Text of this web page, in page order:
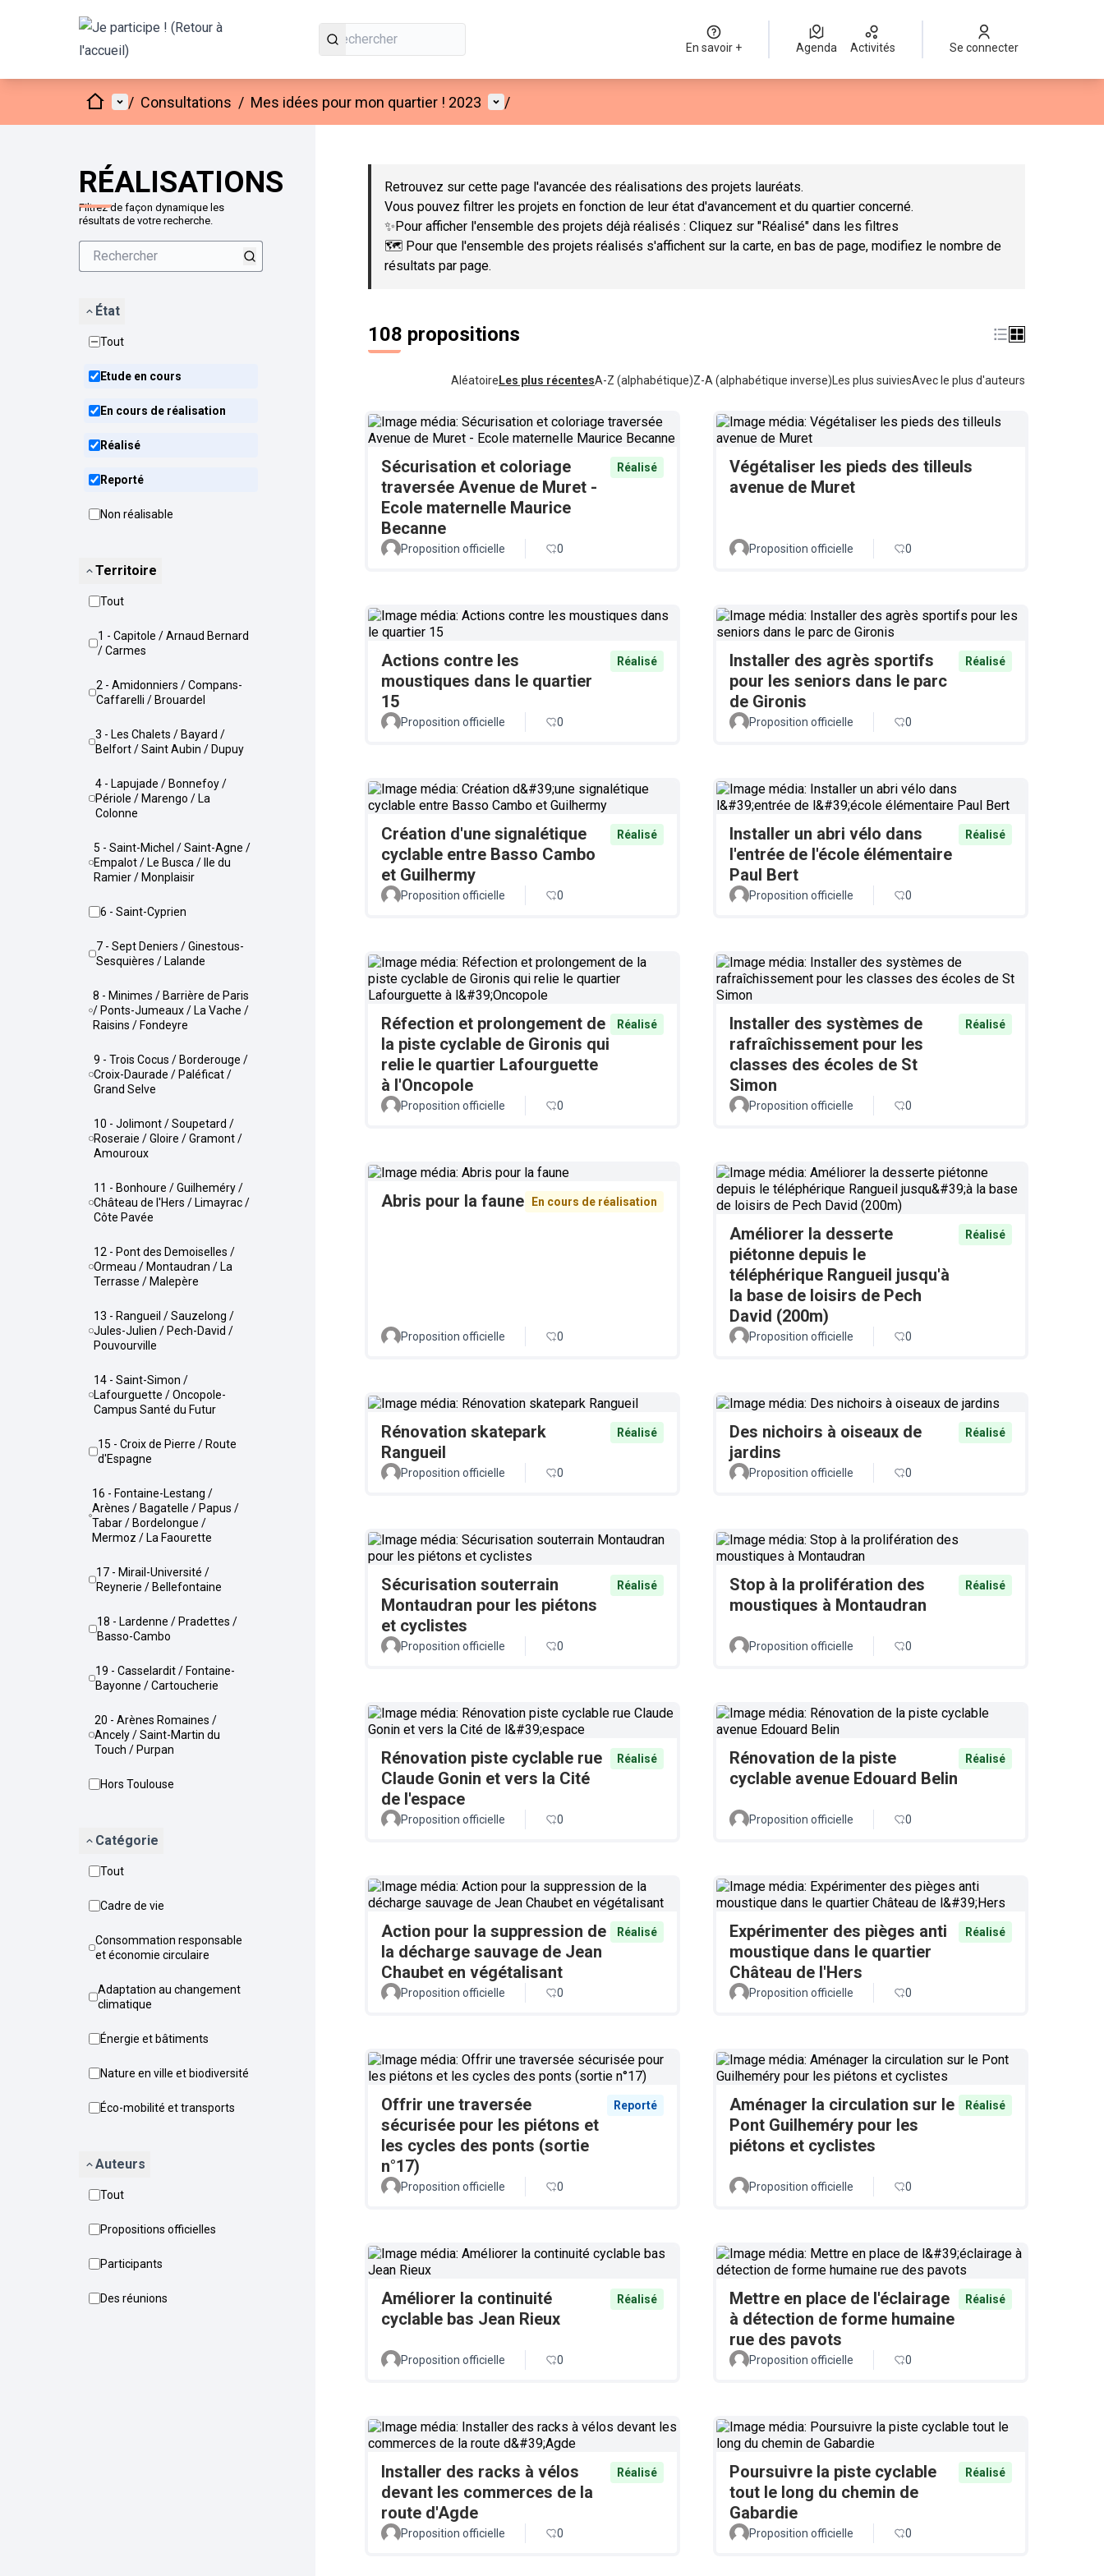
En savoir + Agenda Activités Se connecter
AccueilMenu principal
/ Consultations / Mes idées pour mon quartier ! 2023 Menu utilisateur
/
RÉALISATIONS
Filtrez de façon dynamique les
résultats de votre recherche.
État
Tout
Etude en cours
En cours de réalisation
Réalisé
Reporté
Non réalisable
Territoire
Tout
1 - Capitole / Arnaud Bernard
/ Carmes
2 - Amidonniers / Compans-
Caffarelli / Brouardel
3 - Les Chalets / Bayard /
Belfort / Saint Aubin / Dupuy
4 - Lapujade / Bonnefoy /
Périole / Marengo / La
Colonne
5 - Saint-Michel / Saint-Agne /
Empalot / Le Busca / Ile du
Ramier / Monplaisir
6 - Saint-Cyprien
7 - Sept Deniers / Ginestous-
Sesquières / Lalande
8 - Minimes / Barrière de Paris
/ Ponts-Jumeaux / La Vache /
Raisins / Fondeyre
9 - Trois Cocus / Borderouge /
Croix-Daurade / Paléficat /
Grand Selve
10 - Jolimont / Soupetard /
Roseraie / Gloire / Gramont /
Amouroux
11 - Bonhoure / Guilheméry /
Château de l'Hers / Limayrac /
Côte Pavée
12 - Pont des Demoiselles /
Ormeau / Montaudran / La
Terrasse / Malepère
13 - Rangueil / Sauzelong /
Jules-Julien / Pech-David /
Pouvourville
14 - Saint-Simon /
Lafourguette / Oncopole-
Campus Santé du Futur
15 - Croix de Pierre / Route
d'Espagne
16 - Fontaine-Lestang /
Arènes / Bagatelle / Papus /
Tabar / Bordelongue /
Mermoz / La Faourette
17 - Mirail-Université /
Reynerie / Bellefontaine
18 - Lardenne / Pradettes /
Basso-Cambo
19 - Casselardit / Fontaine-
Bayonne / Cartoucherie
20 - Arènes Romaines /
Ancely / Saint-Martin du
Touch / Purpan
Hors Toulouse
Catégorie
Tout
Cadre de vie
Consommation responsable
et économie circulaire
Adaptation au changement
climatique
Énergie et bâtiments
Nature en ville et biodiversité
Éco-mobilité et transports
Auteurs
Tout
Propositions officielles
Participants
Des réunions
Passer la carte
Retrouvez sur cette page l'avancée des réalisations des projets lauréats.
Vous pouvez filtrer les projets en fonction de leur état d'avancement et du quartier concerné.
✨Pour afficher l'ensemble des projets déjà réalisés : Cliquez sur "Réalisé" dans les filtres
🗺️ Pour que l'ensemble des projets réalisés s'affichent sur la carte, en bas de page, modifiez le nombre de
résultats par page.
108 propositions
Aléatoire Les plus récentesA-Z (alphabétique)Z-A (alphabétique inverse) Les plus suiviesAvec le plus d'auteurs
Sécurisation et coloriage
traversée Avenue de Muret -
Ecole maternelle Maurice
Becanne
Réalisé
Proposition officielle 0
Végétaliser les pieds des tilleuls
avenue de Muret
Proposition officielle 0
Actions contre les
moustiques dans le quartier
15
Réalisé
Proposition officielle 0
Installer des agrès sportifs
pour les seniors dans le parc
de Gironis
Réalisé
Proposition officielle 0
Création d'une signalétique
cyclable entre Basso Cambo
et Guilhermy
Réalisé
Proposition officielle 0
Installer un abri vélo dans
l'entrée de l'école élémentaire
Paul Bert
Réalisé
Proposition officielle 0
Réfection et prolongement de
la piste cyclable de Gironis qui
relie le quartier Lafourguette
à l'Oncopole
Réalisé
Proposition officielle 0
Installer des systèmes de
rafraîchissement pour les
classes des écoles de St
Simon
Réalisé
Proposition officielle 0
Abris pour la faune En cours de réalisation
Proposition officielle 0
Améliorer la desserte
piétonne depuis le
téléphérique Rangueil jusqu'à
la base de loisirs de Pech
David (200m)
Réalisé
Proposition officielle 0
Rénovation skatepark
Rangueil
Réalisé
Proposition officielle 0
Des nichoirs à oiseaux de
jardins
Réalisé
Proposition officielle 0
Sécurisation souterrain
Montaudran pour les piétons
et cyclistes
Réalisé
Proposition officielle 0
Stop à la prolifération des
moustiques à Montaudran
Réalisé
Proposition officielle 0
Rénovation piste cyclable rue
Claude Gonin et vers la Cité
de l'espace
Réalisé
Proposition officielle 0
Rénovation de la piste
cyclable avenue Edouard Belin
Réalisé
Proposition officielle 0
Action pour la suppression de
la décharge sauvage de Jean
Chaubet en végétalisant
Réalisé
Proposition officielle 0
Expérimenter des pièges anti
moustique dans le quartier
Château de l'Hers
Réalisé
Proposition officielle 0
Offrir une traversée
sécurisée pour les piétons et
les cycles des ponts (sortie
n°17)
Reporté
Proposition officielle 0
Aménager la circulation sur le
Pont Guilheméry pour les
piétons et cyclistes
Réalisé
Proposition officielle 0
Améliorer la continuité
cyclable bas Jean Rieux
Réalisé
Proposition officielle 0
Mettre en place de l'éclairage
à détection de forme humaine
rue des pavots
Réalisé
Proposition officielle 0
Installer des racks à vélos
devant les commerces de la
route d'Agde
Réalisé
Proposition officielle 0
Poursuivre la piste cyclable
tout le long du chemin de
Gabardie
Réalisé
Proposition officielle 0